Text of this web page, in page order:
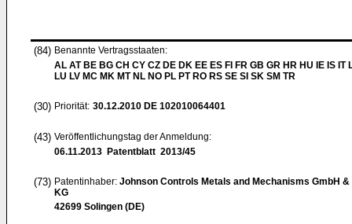
(84) Benannte Vertragsstaaten:
AL AT BE BG CH CY CZ DE DK EE ES FI FR GB GR HR HU IE IS IT
LU LV MC MK MT NL NO PL PT RO RS SE SI SK SM TR
(30) Priorität: 30.12.2010 DE 102010064401
(43) Veröffentlichungstag der Anmeldung:
06.11.2013 Patentblatt 2013/45
(73) Patentinhaber: Johnson Controls Metals and Mechanisms GmbH &
KG
42699 Solingen (DE)